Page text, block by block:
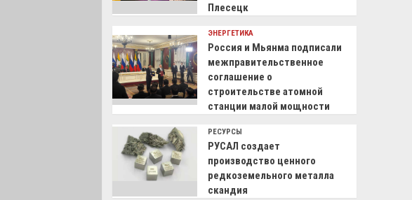
Плесецк
ЭНЕРГЕТИКА
Россия и Мьянма подписали
межправительственное
соглашение о
строительстве атомной
станции малой мощности
РЕСУРСЫ
РУСАЛ создает
производство ценного
редкоземельного металла
скандия